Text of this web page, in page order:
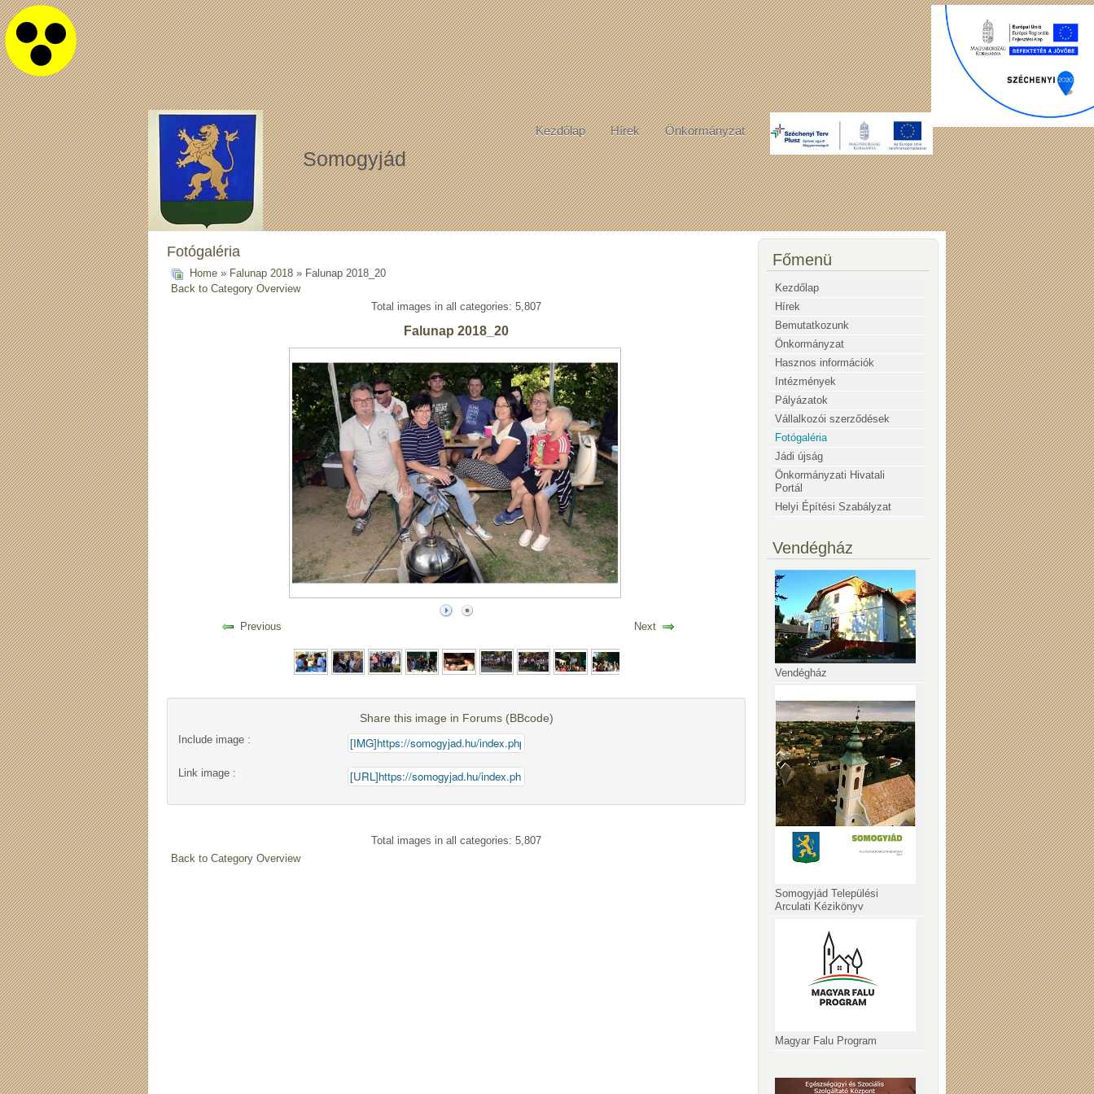
Kezdőlap Hírek Önkormányzat
Somogyjád
Főmenü
Kezdőlap
Hírek
Bemutatkozunk
Önkormányzat
Hasznos információk
Intézmények
Pályázatok
Vállalkozói szerződések
Fotógaléria
Jádi újság
Önkormányzati Hivatali
Portál
Helyi Építési Szabályzat
Vendégház
Vendégház
Somogyjád Települési
Arculati Kézikönyv
Magyar Falu Program
Fotógaléria
Home » Falunap 2018 » Falunap 2018_20
Back to Category Overview
Total images in all categories: 5,807
Falunap 2018_20
Previous Next
Share this image in Forums (BBcode)
Include image :
Link image :
Total images in all categories: 5,807
Back to Category Overview